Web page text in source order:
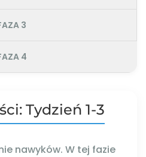
3
4
Tydzień 1-3
nawyków. W tej fazie